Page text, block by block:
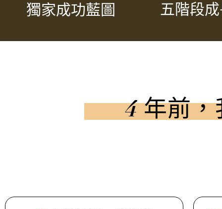
獨家成功藍圖​ 五階段
4 年前